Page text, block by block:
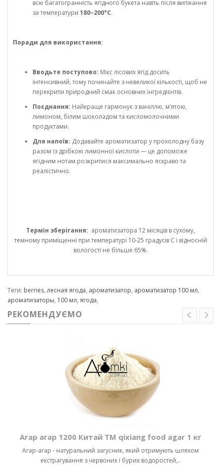
всю багатогранність ягідного букета навіть після випікання
за температури 180–200°C.
Поради для використання:
Вводьте поступово: Мікс лісових ягід досить
інтенсивний, тому починайте з невеликої кількості, щоб не
перекрити природний смак основних інгредієнтів.
Поєднання: Найкраще гармонує з ваніллю, м’ятою,
лимоном, білим шоколадом та кисломолочними
продуктами.
Для напоїв: Додавайте ароматизатор у прохолодну базу
разом із дрібкою лимонної кислоти — це допоможе
ягідним нотам розкритися максимально яскраво та
реалістично.
Термін зберігання: ароматизатора 12 місяців в сухому,
темному приміщенні при температурі 10-25 градусів С і відносній
вологості не більше 65%.
Теги: berries, лесная ягода, ароматизатор, ароматизатор 100 мл,
ароматизаторы, 100 мл, ягода,
РЕКОМЕНДУЄМО
Агар агар 1200 Китай ТМ qixiang food agar 1 кг
Агар-агар - натуральний загусник, який отримують шляхом
екстрагування з червоних і бурих водоростей,..